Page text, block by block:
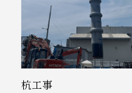
杭工事